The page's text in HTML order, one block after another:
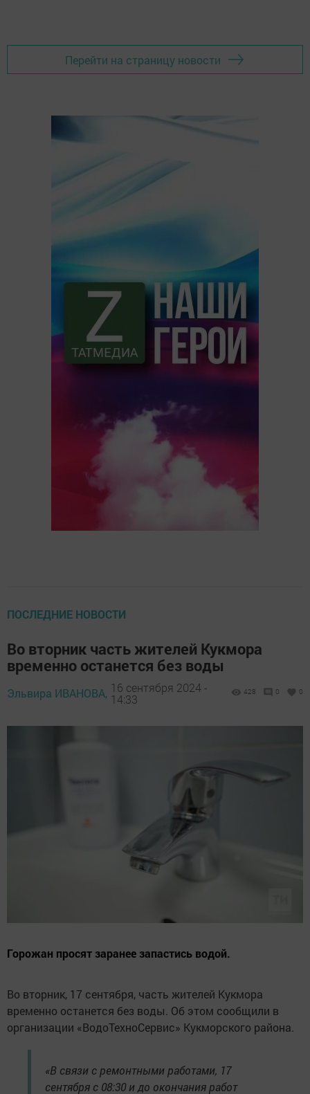
Перейти на страницу новости
ПОСЛЕДНИЕ НОВОСТИ
Во вторник часть жителей Кукмора
временно останется без воды
Эльвира ИВАНОВА, 16 сентября 2024 -
14:33
428 0 0
Горожан просят заранее запастись водой.
Во вторник, 17 сентября, часть жителей Кукмора
временно останется без воды. Об этом сообщили в
организации «ВодоТехноСервис» Кукморского района.
«В связи с ремонтными работами, 17
сентября с 08:30 и до окончания работ